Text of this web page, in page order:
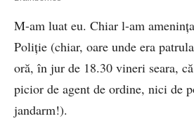
M-am luat eu. Chiar l-am
Poliție (chiar, oare unde era
oră, în jur de 18.30 vineri seara,
picior de agent de ordine, nici de
jandarm!).